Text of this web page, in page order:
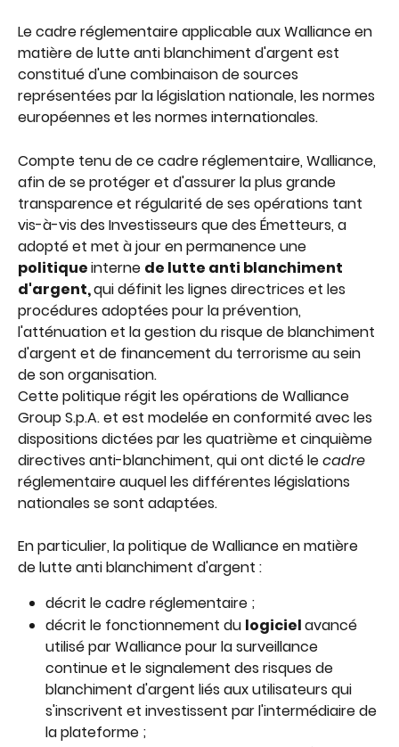
Le cadre réglementaire applicable aux Walliance en
matière de lutte anti blanchiment d'argent est
constitué d'une combinaison de sources
représentées par la législation nationale, les normes
européennes et les normes internationales.
Compte tenu de ce cadre réglementaire, Walliance,
afin de se protéger et d'assurer la plus grande
transparence et régularité de ses opérations tant
vis-à-vis des Investisseurs que des Émetteurs, a
adopté et met à jour en permanence une
politique interne de lutte anti blanchiment
d'argent, qui définit les lignes directrices et les
procédures adoptées pour la prévention,
l'atténuation et la gestion du risque de blanchiment
d'argent et de financement du terrorisme au sein
de son organisation.
Cette politique régit les opérations de Walliance
Group S.p.A. et est modelée en conformité avec les
dispositions dictées par les quatrième et cinquième
directives anti-blanchiment, qui ont dicté le cadre
réglementaire auquel les différentes législations
nationales se sont adaptées.
En particulier, la politique de Walliance en matière
de lutte anti blanchiment d'argent :
décrit le cadre réglementaire ;
décrit le fonctionnement du logiciel avancé
utilisé par Walliance pour la surveillance
continue et le signalement des risques de
blanchiment d'argent liés aux utilisateurs qui
s'inscrivent et investissent par l'intermédiaire de
la plateforme ;